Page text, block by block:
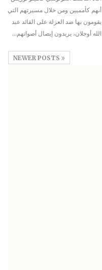
أنهم كأمميين ومن خلال مسيرتهم التي
يقومون بها ضد العزلة على القائد عبد
الله أوجلان، يريدون إيصال أصواتهم…